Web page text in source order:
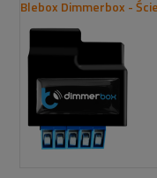
Blebox Dimmerbox -